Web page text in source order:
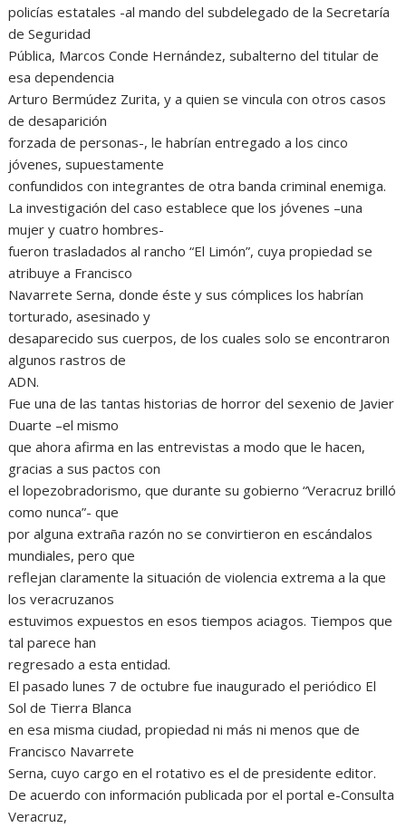
policías estatales -al mando del subdelegado de la Secretaría
de Seguridad
Pública, Marcos Conde Hernández, subalterno del titular de
esa dependencia
Arturo Bermúdez Zurita, y a quien se vincula con otros casos
de desaparición
forzada de personas-, le habrían entregado a los cinco
jóvenes, supuestamente
confundidos con integrantes de otra banda criminal enemiga.
La investigación del caso establece que los jóvenes –una
mujer y cuatro hombres-
fueron trasladados al rancho “El Limón”, cuya propiedad se
atribuye a Francisco
Navarrete Serna, donde éste y sus cómplices los habrían
torturado, asesinado y
desaparecido sus cuerpos, de los cuales solo se encontraron
algunos rastros de
ADN.
Fue una de las tantas historias de horror del sexenio de Javier
Duarte –el mismo
que ahora afirma en las entrevistas a modo que le hacen,
gracias a sus pactos con
el lopezobradorismo, que durante su gobierno “Veracruz brilló
como nunca”- que
por alguna extraña razón no se convirtieron en escándalos
mundiales, pero que
reflejan claramente la situación de violencia extrema a la que
los veracruzanos
estuvimos expuestos en esos tiempos aciagos. Tiempos que
tal parece han
regresado a esta entidad.
El pasado lunes 7 de octubre fue inaugurado el periódico El
Sol de Tierra Blanca
en esa misma ciudad, propiedad ni más ni menos que de
Francisco Navarrete
Serna, cuyo cargo en el rotativo es el de presidente editor.
De acuerdo con información publicada por el portal e-Consulta
Veracruz,